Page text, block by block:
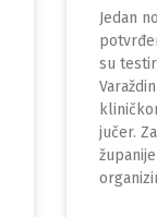
Jedan
su
jučer.